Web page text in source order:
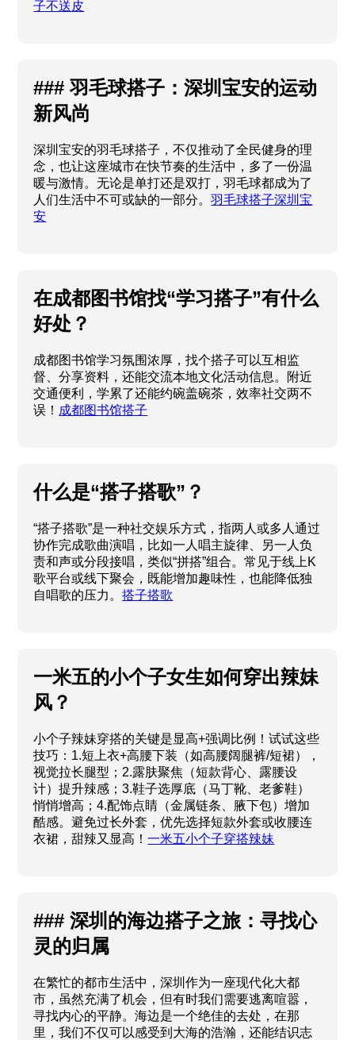
子不送皮
### 羽毛球搭子：深圳宝安的运动
新风尚
深圳宝安的羽毛球搭子，不仅推动了全民健身的理
念，也让这座城市在快节奏的生活中，多了一份温
暖与激情。无论是单打还是双打，羽毛球都成为了
人们生活中不可或缺的一部分。羽毛球搭子深圳宝
安
在成都图书馆找“学习搭子”有什么
好处？
成都图书馆学习氛围浓厚，找个搭子可以互相监
督、分享资料，还能交流本地文化活动信息。附近
交通便利，学累了还能约碗盖碗茶，效率社交两不
误！ 成都图书馆搭子
什么是“搭子搭歌”？
“搭子搭歌”是一种社交娱乐方式，指两人或多人通过
协作完成歌曲演唱，比如一人唱主旋律、另一人负
责和声或分段接唱，类似“拼搭”组合。常见于线上K
歌平台或线下聚会，既能增加趣味性，也能降低独
自唱歌的压力。搭子搭歌
一米五的小个子女生如何穿出辣妹
风？
小个子辣妹穿搭的关键是显高+强调比例！试试这些
技巧：1.短上衣+高腰下装（如高腰阔腿裤/短裙），
视觉拉长腿型；2.露肤聚焦（短款背心、露腰设
计）提升辣感；3.鞋子选厚底（马丁靴、老爹鞋）
悄悄增高；4.配饰点睛（金属链条、腋下包）增加
酷感。避免过长外套，优先选择短款外套或收腰连
衣裙，甜辣又显高！一米五小个子穿搭辣妹
### 深圳的海边搭子之旅：寻找心
灵的归属
在繁忙的都市生活中，深圳作为一座现代化大都
市，虽然充满了机会，但有时我们需要逃离喧嚣，
寻找内心的平静。海边是一个绝佳的去处，在那
里，我们不仅可以感受到大海的浩瀚，还能结识志